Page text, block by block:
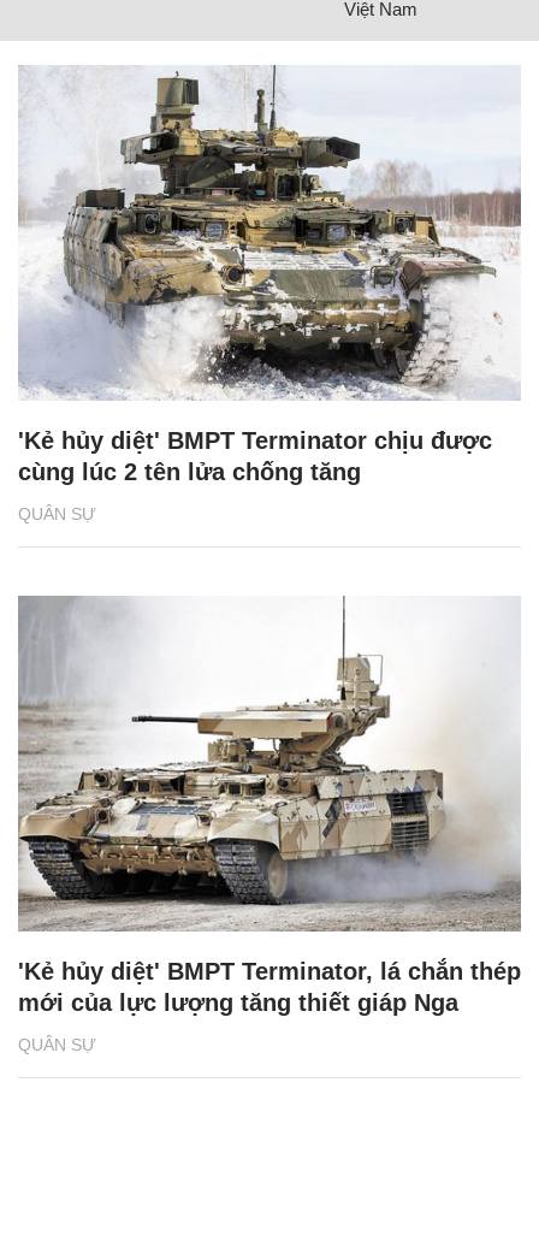
Việt Nam
QUÂN SỰ
'Kẻ hủy diệt' BMPT Terminator chịu được
cùng lúc 2 tên lửa chống tăng
QUÂN SỰ
'Kẻ hủy diệt' BMPT Terminator, lá chắn thép
mới của lực lượng tăng thiết giáp Nga